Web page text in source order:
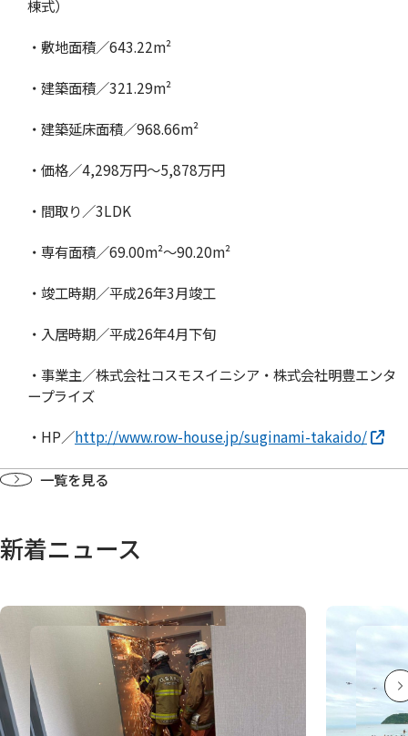
棟式）
・敷地面積／643.22m²
・建築面積／321.29m²
・建築延床面積／968.66m²
・価格／4,298万円〜5,878万円
・間取り／3LDK
・専有面積／69.00m²〜90.20m²
・竣工時期／平成26年3月竣工
・入居時期／平成26年4月下旬
・事業主／株式会社コスモスイニシア・株式会社明豊エンタ
ープライズ
・HP／http://www.row-house.jp/suginami-takaido/
一覧を見る
新着ニュース